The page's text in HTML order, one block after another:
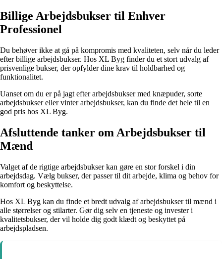
Billige Arbejdsbukser til Enhver
Professionel
Du behøver ikke at gå på kompromis med kvaliteten, selv når du leder
efter billige arbejdsbukser. Hos XL Byg finder du et stort udvalg af
prisvenlige bukser, der opfylder dine krav til holdbarhed og
funktionalitet.
Uanset om du er på jagt efter arbejdsbukser med knæpuder, sorte
arbejdsbukser eller vinter arbejdsbukser, kan du finde det hele til en
god pris hos XL Byg.
Afsluttende tanker om Arbejdsbukser til
Mænd
Valget af de rigtige arbejdsbukser kan gøre en stor forskel i din
arbejdsdag. Vælg bukser, der passer til dit arbejde, klima og behov for
komfort og beskyttelse.
Hos XL Byg kan du finde et bredt udvalg af arbejdsbukser til mænd i
alle størrelser og stilarter. Gør dig selv en tjeneste og invester i
kvalitetsbukser, der vil holde dig godt klædt og beskyttet på
arbejdspladsen.